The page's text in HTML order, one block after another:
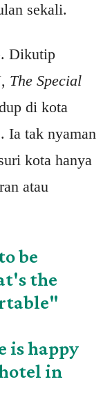
sekali.
Dikutip
The Special
di kota
Ia tak nyaman
kota hanya
atau
be
the
is happy
in